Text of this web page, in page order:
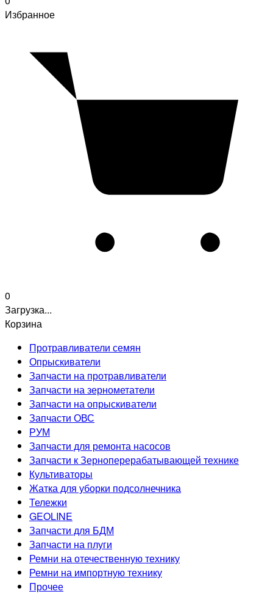
Избранное
0
Загрузка...
Корзина
Протравливатели семян
Опрыскиватели
Запчасти на протравливатели
Запчасти на зернометатели
Запчасти на опрыскиватели
Запчасти ОВС
РУМ
Запчасти для ремонта насосов
Запчасти к Зерноперерабатывающей технике
Культиваторы
Жатка для уборки подсолнечника
Тележки
GEOLINE
Запчасти для БДМ
Запчасти на плуги
Ремни на отечественную технику
Ремни на импортную технику
Прочее